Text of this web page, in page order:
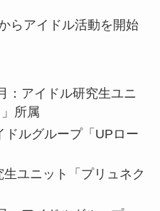
らアイドル活動を開始
：アイドル研究生ユニ
所属
ドルグループ「UPロー
ユニット「プリュネク